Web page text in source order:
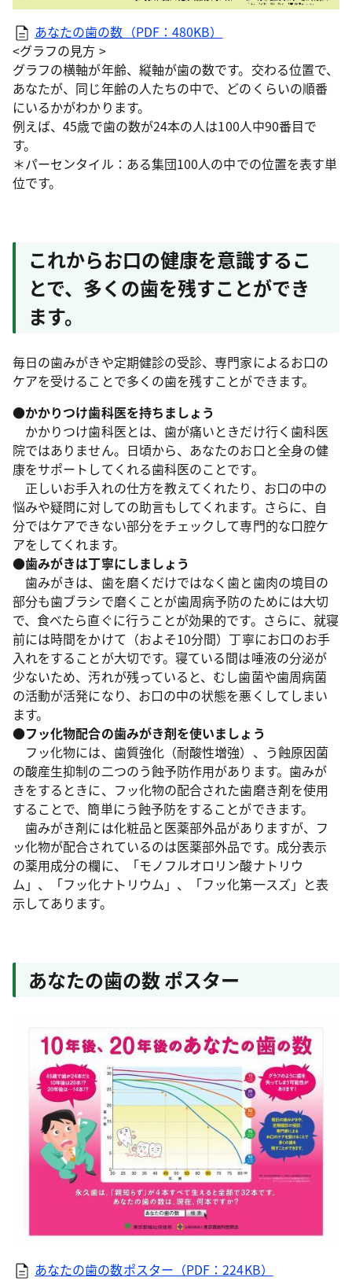
あなたの歯の数（PDF：480KB）
<グラフの見方 >
グラフの横軸が年齢、縦軸が歯の数です。交わる位置で、
あなたが、同じ年齢の人たちの中で、どのくらいの順番
にいるかがわかります。
例えば、45歳で歯の数が24本の人は100人中90番目で
す。
＊パーセンタイル：ある集団100人の中での位置を表す単
位です。
これからお口の健康を意識するこ
とで、多くの歯を残すことができ
ます。
毎日の歯みがきや定期健診の受診、専門家によるお口の
ケアを受けることで多くの歯を残すことができます。
●かかりつけ歯科医を持ちましょう
かかりつけ歯科医とは、歯が痛いときだけ行く歯科医
院ではありません。日頃から、あなたのお口と全身の健
康をサポートしてくれる歯科医のことです。
正しいお手入れの仕方を教えてくれたり、お口の中の
悩みや疑問に対しての助言もしてくれます。さらに、自
分ではケアできない部分をチェックして専門的な口腔ケ
アをしてくれます。
●歯みがきは丁寧にしましょう
歯みがきは、歯を磨くだけではなく歯と歯肉の境目の
部分も歯ブラシで磨くことが歯周病予防のためには大切
で、食べたら直ぐに行うことが効果的です。さらに、就寝
前には時間をかけて（およそ10分間）丁寧にお口のお手
入れをすることが大切です。寝ている間は唾液の分泌が
少ないため、汚れが残っていると、むし歯菌や歯周病菌
の活動が活発になり、お口の中の状態を悪くしてしまい
ます。
●フッ化物配合の歯みがき剤を使いましょう
フッ化物には、歯質強化（耐酸性増強）、う蝕原因菌
の酸産生抑制の二つのう蝕予防作用があります。歯みが
きをするときに、フッ化物の配合された歯磨き剤を使用
することで、簡単にう蝕予防をすることができます。
歯みがき剤には化粧品と医薬部外品がありますが、フ
ッ化物が配合されているのは医薬部外品です。成分表示
の薬用成分の欄に、「モノフルオロリン酸ナトリウ
ム」、「フッ化ナトリウム」、「フッ化第一スズ」と表
示してあります。
あなたの歯の数 ポスター
あなたの歯の数ポスター（PDF：224KB）